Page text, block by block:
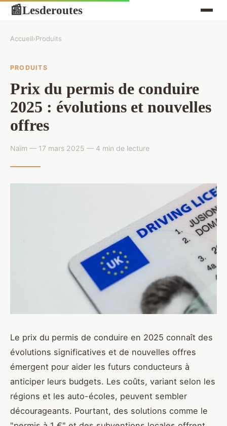
📰Lesderoutes
Accueil›Produits
PRODUITS
Prix du permis de conduire
2025 : évolutions et nouvelles
offres
Naïm — 17 mars 2025 — 4 min de lecture
Le prix du permis de conduire en 2025 connaît des
évolutions significatives et de nouvelles offres
émergent pour aider les futurs conducteurs à
anticiper leurs budgets. Les coûts, variant selon les
régions et les auto-écoles, peuvent sembler
décourageants. Pourtant, des solutions comme le